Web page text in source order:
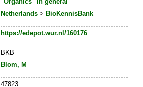
"Organics" in general
Netherlands> BioKennisBank
https://edepot.wur.nl/160176
BKB
Blom, M
47823